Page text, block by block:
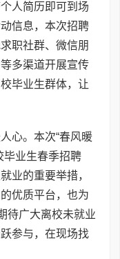
人简历即可到场
信息，本次招聘
职社群、微信朋
多渠道开展宣传
毕业生群体，让
心。本次“春风暖
毕业生春季招聘
业的重要举措，
优质平台，也为
待广大离校未就业
参与，在现场找